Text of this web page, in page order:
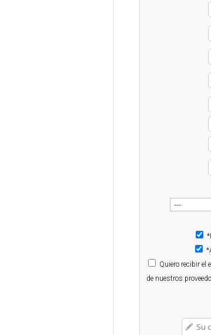
Quiero recibir el
de nuestros